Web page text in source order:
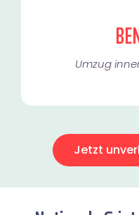
Umzug
Jetzt